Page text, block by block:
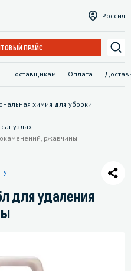
Поставщикам Оплата
Россия
ПРАЙС
химия для уборки
ржавчины
для удаления